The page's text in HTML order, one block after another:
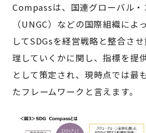
Compassは、国連グローバル・
（UNGC）などの国際組織によ
してSDGsを経営戦略と整合さ
理していくかに関し、指標を提
として策定され、現時点では最
たフレームワークと言えます。